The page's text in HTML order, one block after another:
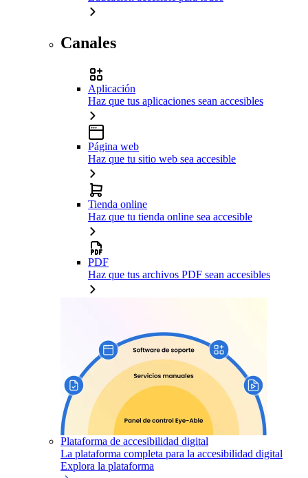
Canales
Aplicación
Haz que tus aplicaciones sean accesibles
Página web
Haz que tu sitio web sea accesible
Tienda online
Haz que tu tienda online sea accesible
PDF
Haz que tus archivos PDF sean accesibles
Plataforma de accesibilidad digital
La plataforma completa para la accesibilidad digital
Explora la plataforma